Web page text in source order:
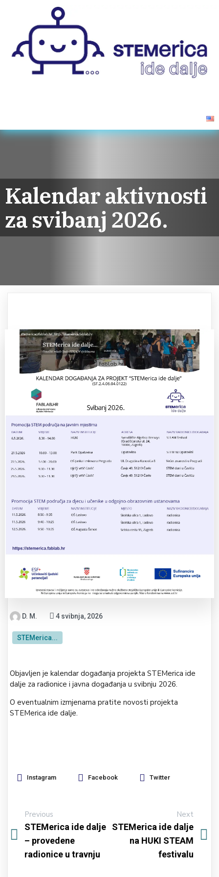
Kalendar aktivnosti
za svibanj 2026.
D. M. 4 svibnja, 2026
STEMerica...
Objavljen je kalendar događanja projekta STEMerica ide
dalje za radionice i javna događanja u svibnju 2026.
O eventualnim izmjenama pratite novosti projekta
STEMerica ide dalje.
Instagram Facebook Twitter
Previous
STEMerica ide dalje
– provedene
radionice u travnju
Next
STEMerica ide dalje
na HUKI STEAM
festivalu